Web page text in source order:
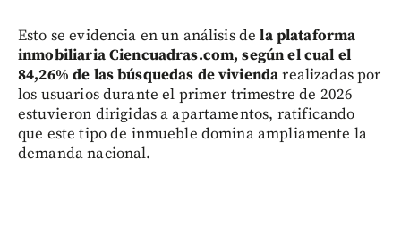
Esto se evidencia en un análisis de la plataforma
inmobiliaria Ciencuadras.com, según el cual el
84,26% de las búsquedas de viviendarealizadas por
los usuarios durante el primer trimestre de 2026
estuvieron dirigidas a apartamentos, ratificando
que este tipo de inmueble domina ampliamente la
demanda nacional.